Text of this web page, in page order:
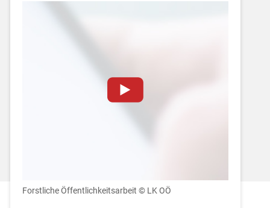
Einstellungen jederzeit einsehen und
korrigieren
Forstliche Öffentlichkeitsarbeit © LK OÖ